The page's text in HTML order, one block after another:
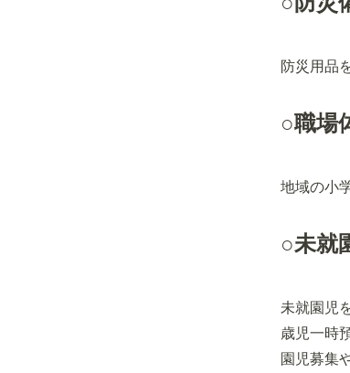
防災用品
○職場
地域の小
○未就
未就園児
歳児一時
園児募集